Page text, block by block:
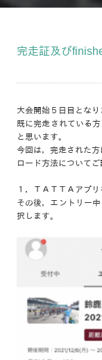
完走証及び
大会開始５日目となり
既に完走されている
と思います。
今回は，完走された
ロード方法についてご
１．ＴＡＴＴＡアプ
その後，エントリー
択します。